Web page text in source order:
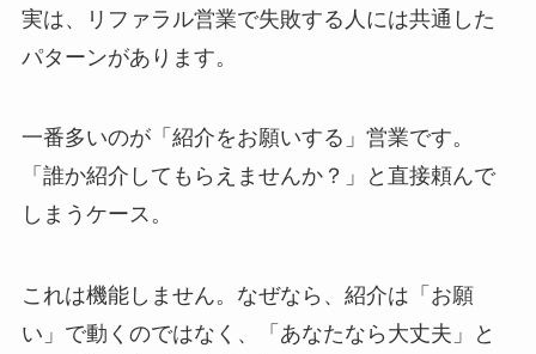
実は、リファラル営業で失敗する人には共通した
パターンがあります。
一番多いのが「紹介をお願いする」営業です。
「誰か紹介してもらえませんか？」と直接頼んで
しまうケース。
これは機能しません。なぜなら、紹介は「お願
い」で動くのではなく、「あなたなら大丈夫」と